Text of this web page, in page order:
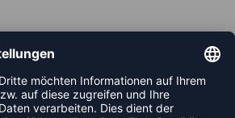
KOSTENLOSEN
UND VERPASSE KEINE
MEHR.